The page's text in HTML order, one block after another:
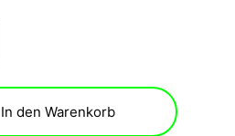
In den Warenkorb